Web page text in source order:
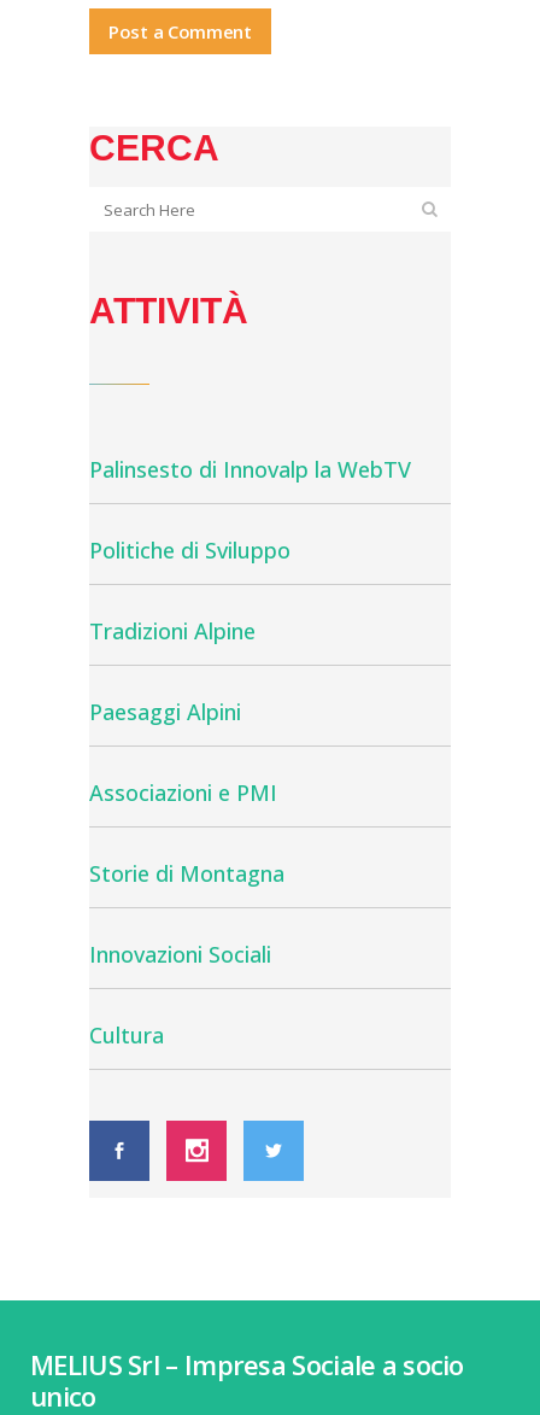
CERCA
ATTIVITÀ
Palinsesto di Innovalp la WebTV
Politiche di Sviluppo
Tradizioni Alpine
Paesaggi Alpini
Associazioni e PMI
Storie di Montagna
Innovazioni Sociali
Cultura
MELIUS Srl – Impresa Sociale a socio
unico